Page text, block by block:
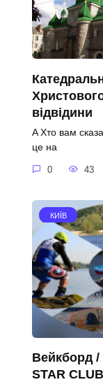
відвідини
A Хто вам
це на
0 43
КИЇВ
Вейкборд /
STAR